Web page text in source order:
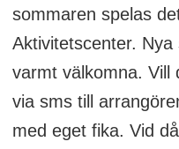
sommaren spelas
Aktivitetscenter.
varmt välkomna. Vill
via sms till
med eget fika. Vid